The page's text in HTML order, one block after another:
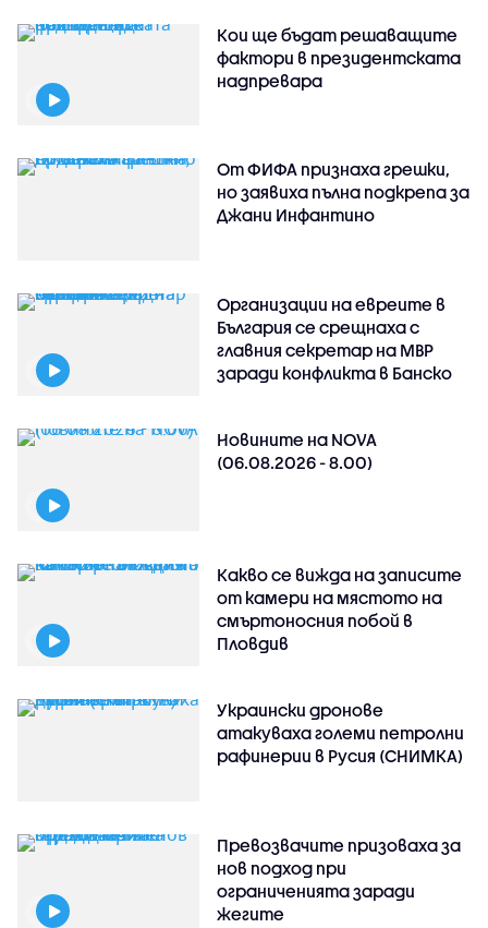
Кои ще бъдат решаващите
фактори в президентската
надпревара
От ФИФА признаха грешки,
но заявиха пълна подкрепа за
Джани Инфантино
Организации на евреите в
България се срещнаха с
главния секретар на МВР
заради конфликта в Банско
Новините на NOVA
(06.08.2026 - 8.00)
Какво се вижда на записите
от камери на мястото на
смъртоносния побой в
Пловдив
Украински дронове
атакуваха големи петролни
рафинерии в Русия (СНИМКА)
Превозвачите призоваха за
нов подход при
ограниченията заради
жегите